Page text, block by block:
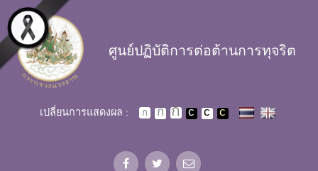
Skip to main content
ศูนย์ปฏิบัติการต่อต้านการทุจริต
เปลี่ยนการแสดงผล :